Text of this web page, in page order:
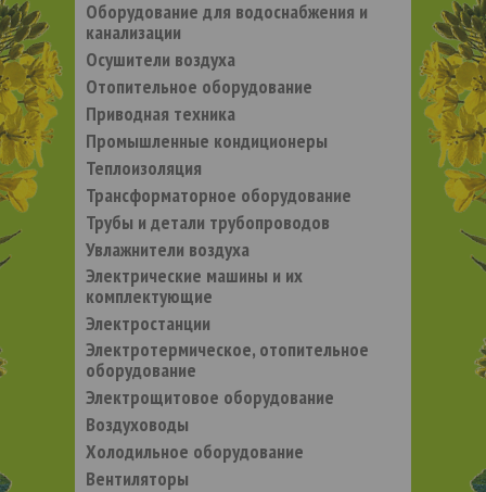
Оборудование для водоснабжения и
канализации
Осушители воздуха
Отопительное оборудование
Приводная техника
Промышленные кондиционеры
Теплоизоляция
Трансформаторное оборудование
Трубы и детали трубопроводов
Увлажнители воздуха
Электрические машины и их
комплектующие
Электростанции
Электротермическое, отопительное
оборудование
Электрощитовое оборудование
Воздуховоды
Холодильное оборудование
Вентиляторы